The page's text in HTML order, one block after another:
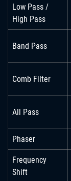
Low Pass /
High Pass
Band Pass
Comb Filter
All Pass
Phaser
Frequency
Shift